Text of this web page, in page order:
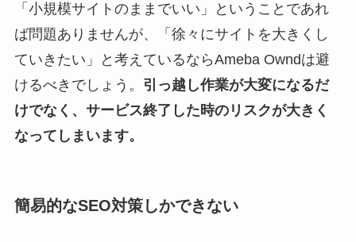
「小規模サイトのままでいい」ということであれ
ば問題ありませんが、「徐々にサイトを大きくし
ていきたい」と考えているならAmeba Owndは避
けるべきでしょう。 引っ越し作業が大変になるだ
けでなく、サービス終了した時のリスクが大きく
なってしまいます。
簡易的なSEO対策しかできない